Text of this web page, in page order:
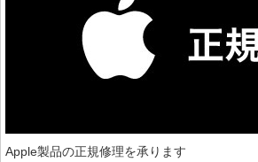
Apple製品の正規修理を承ります